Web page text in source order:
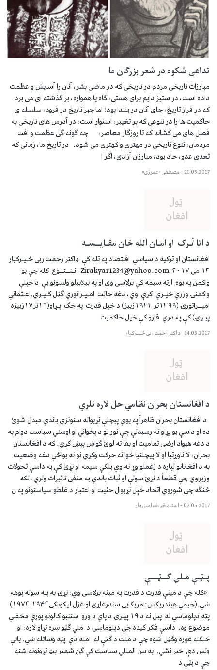
تداعی شکوه در شعر بزرگان ما
مبارزات تاریخی مردم در تاریخی که در ماضی بشر، آنان را آسایش و عظمت
داده است، در ستیز دایم برای هستی، گاه یا همواره، بر گذشته ای می برد
که در فراز تاریخ، جای آنان در بلندا بود؛ اما جبر تاریخ در فرود، سلسله ی
حاکمیت ها را در تنوعی که بر تغییر، استوار است، در آدرس های تاریخی به
فصل های می کشاند که تا روزگار معاصر، چه گونه گی عظمت و افت
مردمان، تنوع تاریخی در مهتری و کهتری می شود. در تاریخ ما، زمانی که
تعدی عدو، حاد بود، مبارزان آزادی، اگر ا
21.05.2017
–مصطفی «عمرزی»
د اتا تُـرک او امـان الله خان مقـایــسـه
افغانستان او ترکیه د سیاسي اقـتصاد په تله کې ډاکتر رحمت ربی ځـیـرکیار
۱۲ می ۲۰۱۷ Zirakyar1234@yahoo.com نـنــتــوځ کله چې یو
واکمن په یوه ارته سیمه کې برلاسی وي او په بیلابیلو ولسونو یې د خپلې
واکمنۍ وزرې خپـرې کړې وي، دغه حالت امـپـراتوري ګڼل کـیـږي. عـثماني
امپــراتورۍ (۱۲۹۹تر ۱۹۲۲زییز) د خپل قدرت په جګ پـړاو(۱۶تر۱۷زییزه
پیـړۍ) کې په درې قارو کې خپل حاکمیت
14.05.2017
–ډاکتر رحمت ربی ځـیـرکیار
د افغانستان بحران نظامي حل لاره نلري
د افغانستان بحران ظاهراً په یوې پيچلې نړیواله ستونزې باندې مبدل شوئ
ده او داسې یو پړاو ته رسیدلې چې نور نو د پخواني او اوسني سیاست دوام به
د دغه هیواد ارضی تمامیت او بقا ته لوئ ګواښ پیښ کړي. که د افغانستان
بحران، لا ناوړتیا او لا پيچلتیا خوا ته حرکت وکړي نو نه یواځې دغه وضعیت
به د افغانانو لپاره د زغملو وړ نه وي بلکې سیمه او نړئ کې به داسې تحولات
وزیږوي چې قطعاً د نړئ سولې او ثبات باندې به منفی تاثیرات ولري. لکه
څنګه چې شوروي اتحاد خپل نړیوال حثیت او اعتبار د غلطو سیاستونو په ن
07.05.2017
–استاد ظریف امین یار
پـټـې مـلي ګــټـــې
«کله چې د مينې قدرت د قدرت په مینه برلاسی وي، نړۍ به پـه سوله پوهه
شي.(جیمي هيندریکس:امریکایی سندرغاړی او غزل لیکونکی۱۹۴۲ـ۱۹۷۲)
پټه دپلوماسي له پیل نه د ۱۹ پیـړۍ د پاې د ورو ستنیو کالونو پورې مخفـي
موضوع وه. داسې فکر کیده چې دپلوماسۍ د ملي ګټو سره تړاو لاره، او
ځـکـه غوره وګڼل شوه چې د ملت د ګټې له امله دې پټه وساتله شي. یانې
ولس دې خبر نشي. په بین المللي سیاست کې ګڼ شمیر پټ تړونونه شته
چې د پټې د